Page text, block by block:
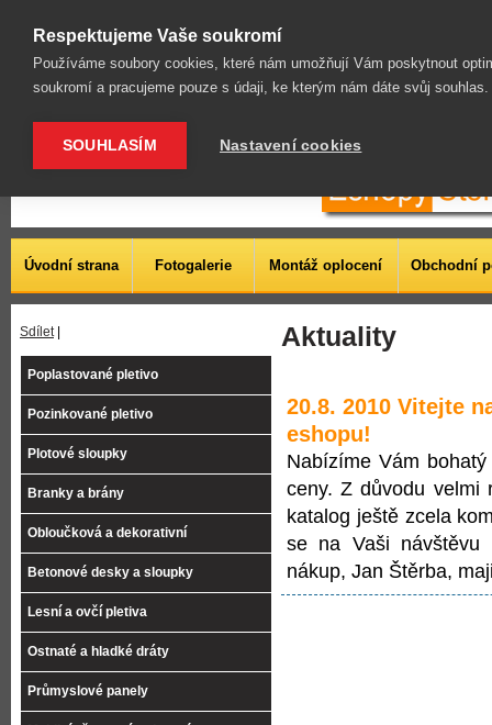
Vítáme Vás na našich stránkách. Dnes je pátek 7.8. 2026
Úvodní strana Fotogalerie Montáž oplocení Obchodní
Sdílet
Poplastované pletivo
Pozinkované pletivo
Plotové sloupky
Branky a brány
Obloučková a dekorativní
Betonové desky a sloupky
Lesní a ovčí pletiva
Ostnaté a hladké dráty
Průmyslové panely
Aktuality
20.8. 2010 Vitejte
eshopu!
Nabízíme Vám
ceny. Z důvodu velmi
katalog ještě zcela
se na Vaši návštěvu
nákup, Jan Štěrba,
Respektujeme Vaše soukromí
Používáme soubory cookies, které nám umožňují Vám poskytnout
soukromí a pracujeme pouze s údaji, ke kterým nám dáte svůj souhlas.
SOUHLASÍM Nastavení cookies